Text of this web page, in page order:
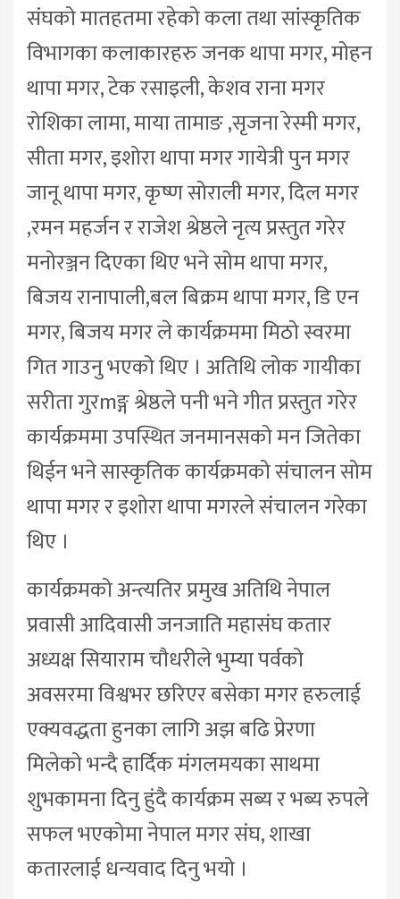
संघको मातहतमा रहेको कला तथा सांस्कृतिक
विभागका कलाकारहरु जनक थापा मगर, मोहन
थापा मगर, टेक रसाइली, केशव राना मगर
रोशिका लामा, माया तामाङ ,सृजना रेस्मी मगर,
सीता मगर, इशोरा थापा मगर गायेत्री पुन मगर
जानू थापा मगर, कृष्ण सोराली मगर, दिल मगर
,रमन महर्जन र राजेश श्रेष्ठले नृत्य प्रस्तुत गरेर
मनोरञ्जन दिएका थिए भने सोम थापा मगर,
बिजय रानापाली,बल बिक्रम थापा मगर, डि एन
मगर, बिजय मगर ले कार्यक्रममा मिठो स्वरमा
गित गाउनु भएको थिए । अतिथि लोक गायीका
सरीता गुरmङ्ग श्रेष्ठले पनी भने गीत प्रस्तुत गरेर
कार्यक्रममा उपस्थित जनमानसको मन जितेका
थिईन भने सास्कृतिक कार्यक्रमको संचालन सोम
थापा मगर र इशोरा थापा मगरले संचालन गरेका
थिए ।
कार्यक्रमको अन्त्यतिर प्रमुख अतिथि नेपाल
प्रवासी आदिवासी जनजाति महासंघ कतार
अध्यक्ष सियाराम चौधरीले भुम्या पर्वको
अवसरमा विश्वभर छरिएर बसेका मगर हरुलाई
एक्यवद्धता हुनका लागि अझ बढि प्रेरणा
मिलेको भन्दै हार्दिक मंगलमयका साथमा
शुभकामना दिनु हुंदै कार्यक्रम सब्य र भब्य रुपले
सफल भएकोमा नेपाल मगर संघ, शाखा
कतारलाई धन्यवाद दिनु भयो ।